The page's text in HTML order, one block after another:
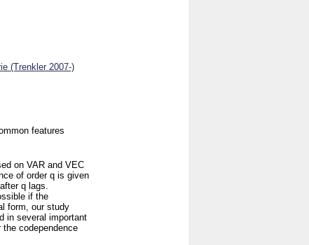
(Trenkler 2007-)
features
on VAR and VEC
of order q is given
q lags.
if the
form, our study
in several important
codependence